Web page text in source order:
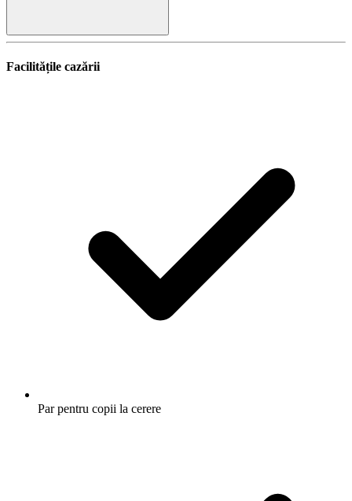
Facilitățile cazării
Par pentru copii la cerere